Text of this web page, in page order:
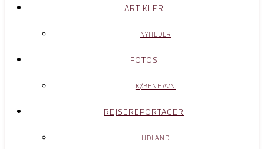
ARTIKLER
NYHEDER
FOTOS
KØBENHAVN
REJSEREPORTAGER
UDLAND